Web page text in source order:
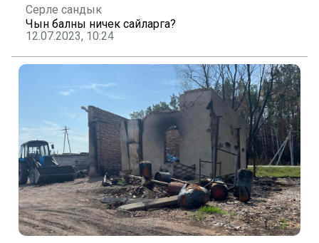
Серле сандык
Чын балны ничек сайларга?
12.07.2023, 10:24